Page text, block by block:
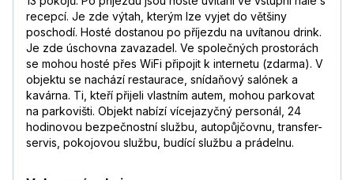
recepcí. Je zde výtah, kterým lze vyjet do většiny
poschodí. Hosté dostanou po příjezdu na uvítanou drink.
Je zde úschovna zavazadel. Ve společných prostorách
se mohou hosté přes WiFi připojit k internetu (zdarma). V
objektu se nachází restaurace, snídaňový salónek a
kavárna. Ti, kteří přijeli vlastním autem, mohou parkovat
na parkovišti. Objekt nabízí vícejazyčný personál, 24
hodinovou bezpečnostní službu, autopůjčovnu, transfer-
servis, pokojovou službu, budící službu a prádelnu.